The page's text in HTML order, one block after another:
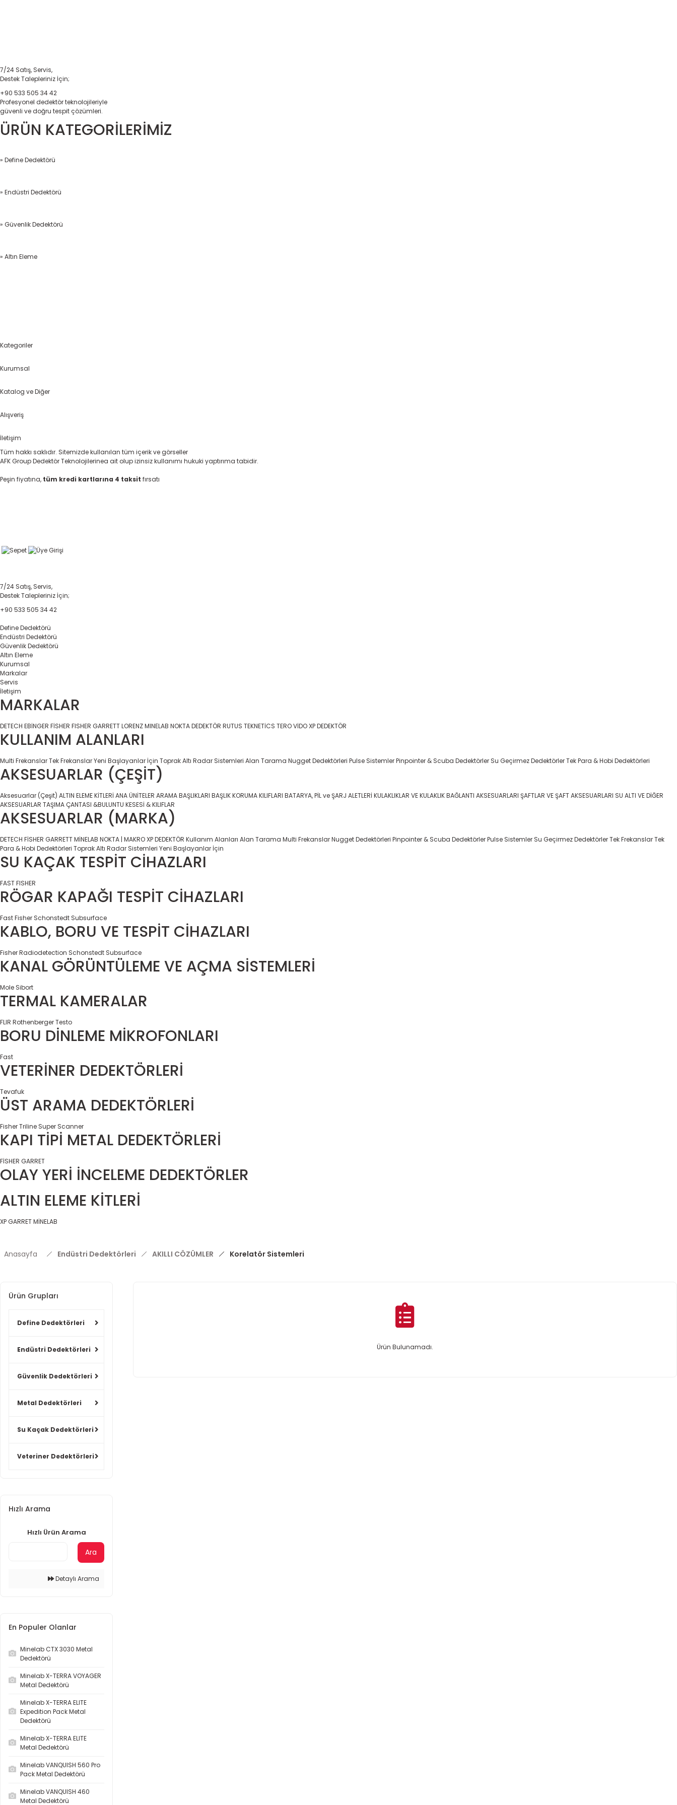
7/24 Satış, Servis,
Destek Talepleriniz İçin;
+90 533 505 34 42
Profesyonel dedektör teknolojileriyle
güvenli ve doğru tespit çözümleri.
ÜRÜN KATEGORİLERİMİZ
» Define Dedektörü
» Endüstri Dedektörü
» Güvenlik Dedektörü
» Altın Eleme
Kategoriler
Kurumsal
Katalog ve Diğer
Alışveriş
İletişim
Tüm hakkı saklıdır. Sitemizde kullanılan tüm içerik ve görseller
AFK Group Dedektör Teknolojilerinea ait olup izinsiz kullanımı hukuki yaptırıma tabidir.
Peşin fiyatına, tüm kredi kartlarına 4 taksit fırsatı
7/24 Satış, Servis,
Destek Talepleriniz İçin;
+90 533 505 34 42
Define Dedektörü
Endüstri Dedektörü
Güvenlik Dedektörü
Altın Eleme
Kurumsal
Markalar
Servis
İletişim
MARKALAR
DETECH EBİNGER FİSHER FISHER GARRETTLORENZMINELAB NOKTA DEDEKTÖR RUTUS TEKNETİCS TERO VİDOXP DEDEKTÖR
KULLANIM ALANLARI
Multi FrekanslarTek FrekanslarYeni Başlayanlar İçin Toprak Altı Radar Sistemleri Alan Tarama Nugget Dedektörleri Pulse SistemlerPinpointer & Scuba Dedektörler Su Geçirmez DedektörlerTek Para & Hobi Dedektörleri
AKSESUARLAR (ÇEŞİT)
Aksesuarlar (Çeşit) ALTIN ELEME KİTLERİ ANA ÜNİTELER ARAMA BAŞLIKLARI BAŞLIK KORUMA KILIFLARI BATARYA, PİL ve ŞARJ ALETLERİ KULAKLIKLAR VE KULAKLIK BAĞLANTI AKSESUARLARI ŞAFTLAR VE ŞAFT AKSESUARLARI SU ALTI VE DİĞER
AKSESUARLAR TAŞIMA ÇANTASI &BULUNTU KESESİ & KILIFLAR
AKSESUARLAR (MARKA)
DETECH FİSHER GARRETTMİNELAB NOKTA | MAKROXP DEDEKTÖR Kullanım Alanları Alan Tarama Multi FrekanslarNugget Dedektörleri Pinpointer & Scuba DedektörlerPulse Sistemler Su Geçirmez DedektörlerTek FrekanslarTek
Para & Hobi Dedektörleri Toprak Altı Radar Sistemleri Yeni Başlayanlar İçin
SU KAÇAK TESPİT CİHAZLARI
FASTFISHER
RÖGAR KAPAĞI TESPİT CİHAZLARI
FastFisher Schonstedt Subsurface
KABLO, BORU VE TESPİT CİHAZLARI
FisherRadiodetection Schonstedt Subsurface
KANAL GÖRÜNTÜLEME VE AÇMA SİSTEMLERİ
Mole Sibort
TERMAL KAMERALAR
FLIR RothenbergerTesto
BORU DİNLEME MİKROFONLARI
Fast
VETERİNER DEDEKTÖRLERİ
Tevafuk
ÜST ARAMA DEDEKTÖRLERİ
FisherTriline Super Scanner
KAPI TİPİ METAL DEDEKTÖRLERİ
FİSHER GARRET
OLAY YERİ İNCELEME DEDEKTÖRLER
ALTIN ELEME KİTLERİ
XPGARRETMİNELAB
Anasayfa Endüstri Dedektörleri AKILLI CÖZÜMLER Korelatör Sistemleri
Ürün Grupları
Define Dedektörleri
Endüstri Dedektörleri
Güvenlik Dedektörleri
Metal Dedektörleri
Su Kaçak Dedektörleri
Veteriner Dedektörleri
Hızlı Arama
Hızlı Ürün Arama
Ara
Detaylı Arama
En Populer Olanlar
Minelab CTX 3030 Metal
Dedektörü
Minelab X-TERRA VOYAGER
Metal Dedektörü
Minelab X-TERRA ELITE
Expedition Pack Metal
Dedektörü
Minelab X-TERRA ELITE
Metal Dedektörü
Minelab VANQUISH 560 Pro
Pack Metal Dedektörü
Minelab VANQUISH 460
Metal Dedektörü
Ürün Bulunamadı.